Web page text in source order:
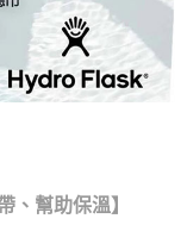
、幫助保溫】